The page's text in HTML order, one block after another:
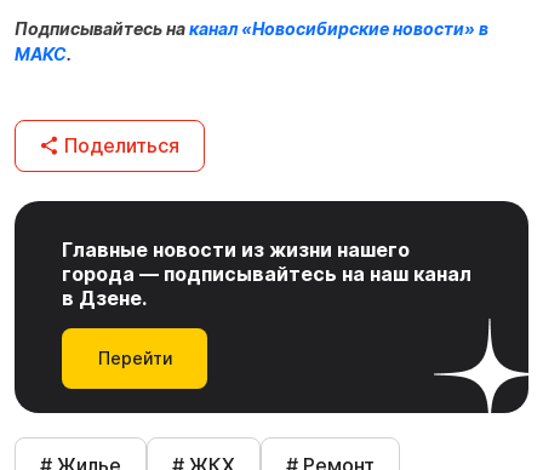
Подписывайтесь наканал «Новосибирские новости» в
МАКС.
Поделиться
Главные новости из жизни нашего
города — подписывайтесь на наш канал
в Дзене.
Перейти